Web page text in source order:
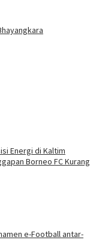
Energi di Kaltim
Borneo FC Kurang
e-Football antar-